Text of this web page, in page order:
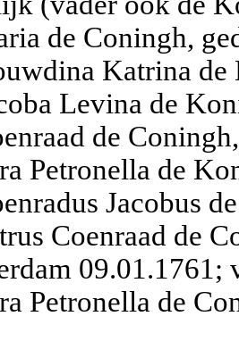
de Coningh,
Katrina de
Levina de
de
Petronella de
Jacobus
Coenraad de
09.01.1761;
Petronella de